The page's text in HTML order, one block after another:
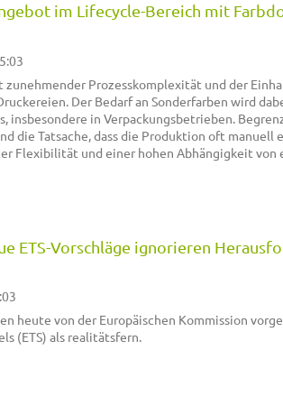
im Lifecycle-Bereich mit
Prozesskomplexität und der
Der Bedarf an Sonderfarben wird
insbesondere in Verpackungsbetrieben.
die Tatsache, dass die Produktion oft manuell
Flexibilität und einer hohen Abhängigkeit
ETS-Vorschläge ignorieren
heute von der Europäischen Kommission
(ETS) als realitätsfern.